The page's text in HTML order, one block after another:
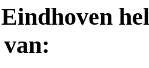
Eindhoven